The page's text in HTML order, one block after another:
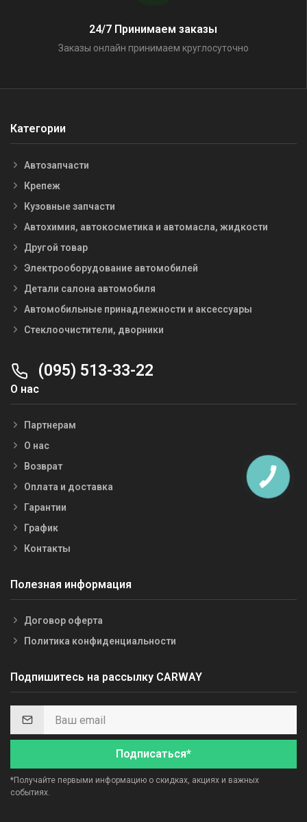
24/7 Принимаем заказы
Заказы онлайн принимаем круглосуточно
Категории
Автозапчасти
Крепеж
Кузовные запчасти
Автохимия, автокосметика и автомасла, жидкости
Другой товар
Электрооборудование автомобилей
Детали салона автомобиля
Автомобильные принадлежности и аксессуары
Стеклоочистители, дворники
(095) 513-33-22
О нас
Партнерам
О нас
Возврат
Оплата и доставка
Гарантии
График
Контакты
Полезная информация
Договор оферта
Политика конфиденциальности
Подпишитесь на рассылку CARWAY
Подписаться*
*Получайте первыми информацию о скидках, акциях и важных
событиях.